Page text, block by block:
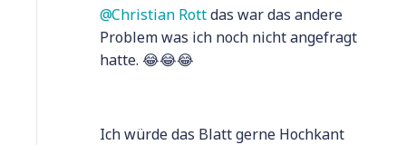
Christian Rottdas war das andere
Problem was ich noch nicht angefragt
hatte. 😂😂😂
Ich würde das Blatt gerne Hochkant